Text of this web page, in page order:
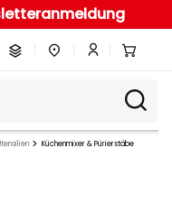
Küchenmixer & Pürierstäbe